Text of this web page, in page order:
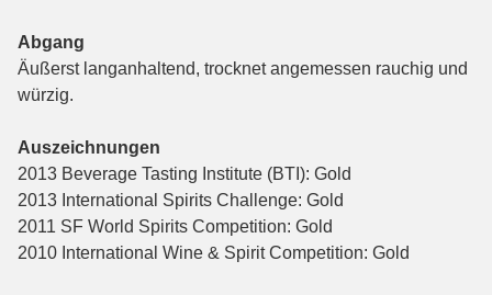
Abgang
Äußerst langanhaltend, trocknet angemessen rauchig und
würzig.
Auszeichnungen
2013 Beverage Tasting Institute (BTI): Gold
2013 International Spirits Challenge: Gold
2011 SF World Spirits Competition: Gold
2010 International Wine & Spirit Competition: Gold